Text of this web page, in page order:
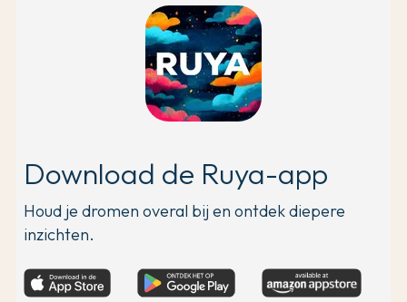
Download de Ruya-app
Houd je dromen overal bij en ontdek diepere
inzichten.